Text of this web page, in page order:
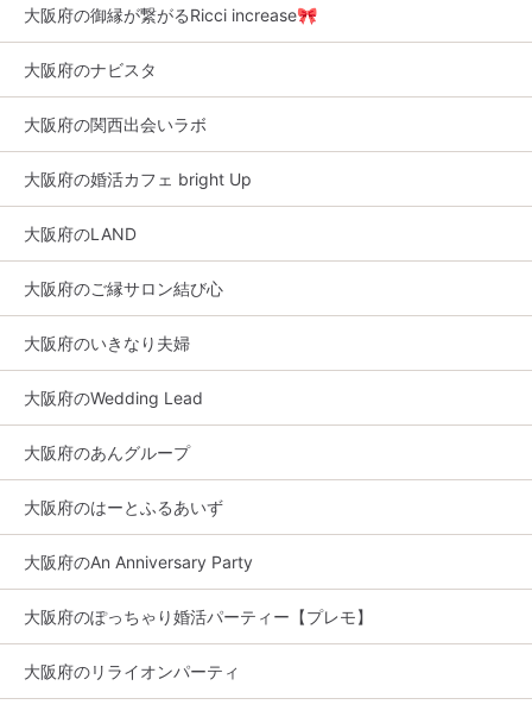
大阪府の御縁が繋がるRicci increase🎀
大阪府のナビスタ
大阪府の関西出会いラボ
大阪府の婚活カフェ bright Up
大阪府のLAND
大阪府のご縁サロン結び心
大阪府のいきなり夫婦
大阪府のWedding Lead
大阪府のあんグループ
大阪府のはーとふるあいず
大阪府のAn Anniversary Party
大阪府のぽっちゃり婚活パーティー【プレモ】
大阪府のリライオンパーティ